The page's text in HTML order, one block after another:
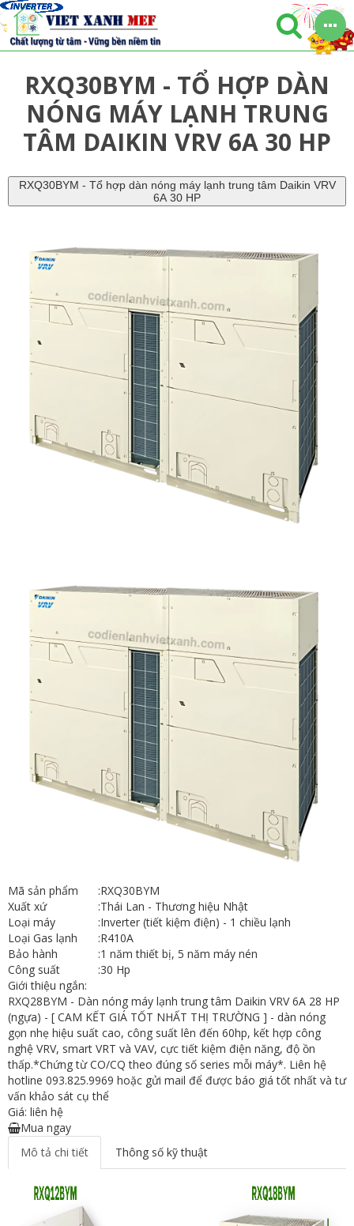
RXQ30BYM - TỔ HỢP DÀN
NÓNG MÁY LẠNH TRUNG
TÂM DAIKIN VRV 6A 30 HP
RXQ30BYM - Tổ hợp dàn nóng máy lạnh trung tâm Daikin VRV
6A 30 HP
Mã sản phẩm :RXQ30BYM
Xuất xứ
:Thái Lan - Thương hiệu Nhật
Loại máy
:Inverter (tiết kiệm điện) - 1 chiều lạnh
Loại Gas lạnh
:R410A
Bảo hành
:1 năm thiết bị, 5 năm máy nén
Công suất
:30 Hp
Giới thiệu ngắn:
RXQ28BYM - Dàn nóng máy lạnh trung tâm Daikin VRV 6A 28 HP
(ngựa) - [ CAM KẾT GIÁ TỐT NHẤT THỊ TRƯỜNG ] - dàn nóng
gọn nhẹ hiệu suất cao, công suất lên đến 60hp, kết hợp công
nghệ VRV, smart VRT và VAV, cực tiết kiệm điện năng, độ ồn
thấp.*Chứng từ CO/CQ theo đúng số series mỗi máy*. Liên hệ
hotline 093.825.9969 hoặc gửi mail để được báo giá tốt nhất và tư
vấn khảo sát cụ thể
Giá: liên hệ
Mua ngay
Mô tả chi tiết
Thông số kỹ thuật